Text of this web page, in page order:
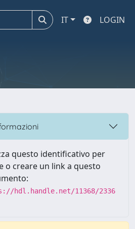
IT LOGIN
questo identificativo per
o creare un link a questo
hdl.handle.net/11368/2336